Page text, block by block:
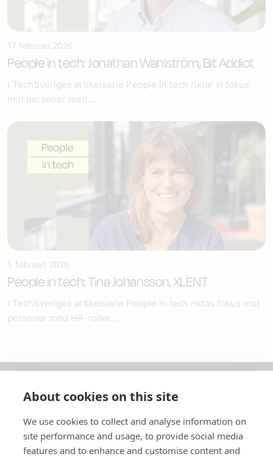
17 februari 2026
People in tech: Jonathan Wahlström, Bit Addict
I TechSveriges artikelserie People in tech riktar vi fokus
mot personer med...
5 februari 2026
People in tech: Tina Johansson, XLENT
I TechSveriges artikelserie People in tech riktas fokus mot
personer med HR-roller...
In English
About cookies on this site
We use cookies to collect and analyse information on
site performance and usage, to provide social media
features and to enhance and customise content and